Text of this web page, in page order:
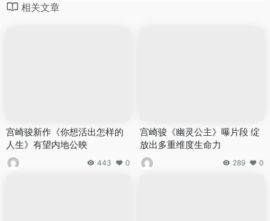
相关文章
宫崎骏新作《你想活出怎样的
人生》有望内地公映
443 0
宫崎骏《幽灵公主》曝片段 绽
放出多重维度生命力
289 0